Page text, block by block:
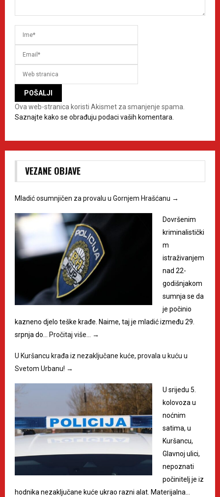
Ova web-stranica koristi Akismet za smanjenje spama.
Saznajte kako se obrađuju podaci vaših komentara.
VEZANE OBJAVE
Mladić osumnjičen za provalu u Gornjem Hrašćanu →
Dovršenim
kriminalistički
m
istraživanjem
nad 22-
godišnjakom
sumnja se da
je počinio
kazneno djelo teške krađe. Naime, taj je mladić između 29.
srpnja do… Pročitaj više… →
U Kuršancu krađa iz nezaključane kuće, provala u kuću u
Svetom Urbanu! →
U srijedu 5.
kolovoza u
noćnim
satima, u
Kuršancu,
Glavnoj ulici,
nepoznati
počinitelj je iz
hodnika nezaključane kuće ukrao razni alat. Materijalna…